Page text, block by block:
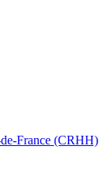
de-France (CRHH)